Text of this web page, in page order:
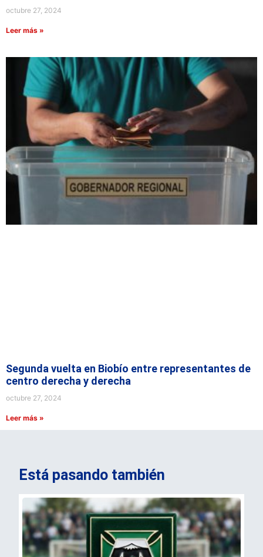
octubre 27, 2024
Leer más »
Segunda vuelta en Biobío entre representantes de
centro derecha y derecha
octubre 27, 2024
Leer más »
Está pasando también